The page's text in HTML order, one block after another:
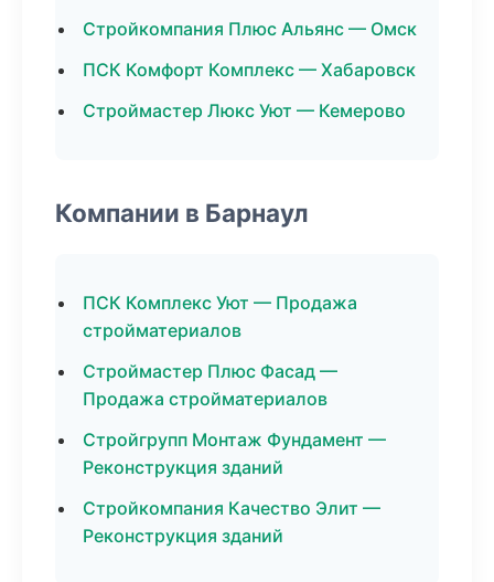
Стройкомпания Плюс Альянс — Омск
ПСК Комфорт Комплекс — Хабаровск
Строймастер Люкс Уют — Кемерово
Компании в Барнаул
ПСК Комплекс Уют — Продажа
стройматериалов
Строймастер Плюс Фасад —
Продажа стройматериалов
Стройгрупп Монтаж Фундамент —
Реконструкция зданий
Стройкомпания Качество Элит —
Реконструкция зданий